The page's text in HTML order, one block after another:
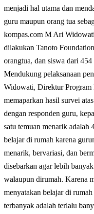
menjadi hal utama dan
guru maupun orang tua
kompas.com M Ari
dilakukan Tanoto
orangtua, dan siswa dari
Mendukung pelaksanaan
Widowati, Direktur Program
memaparkan hasil survei
dengan responden guru,
satu temuan menarik adalah
belajar di rumah karena
menarik, bervariasi, dan
disebarkan agar lebih
walaupun dirumah. Karena
menyatakan belajar di
terbanyak adalah terlalu